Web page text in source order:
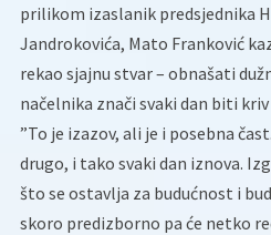
prilikom izaslanik predsjednika
Jandrokovića, Mato Franković
rekao sjajnu stvar – obnašati
načelnika znači svaki dan biti
”To je izazov, ali je i posebna
drugo, i tako svaki dan iznova.
što se ostavlja za budućnost i
skoro predizborno pa će netko